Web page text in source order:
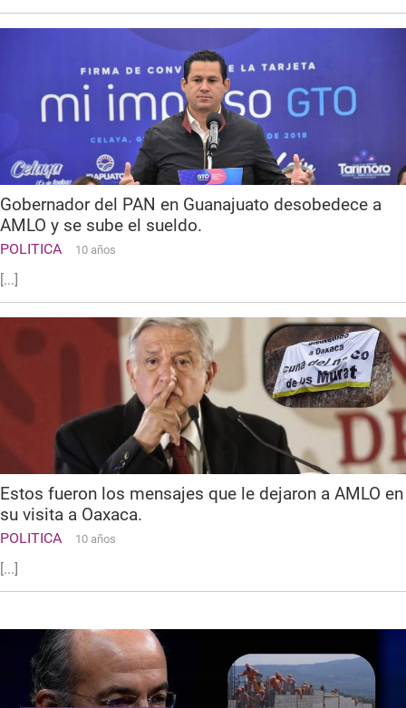
Gobernador del PAN en Guanajuato desobedece a
AMLO y se sube el sueldo.
POLITICA 10 años
[...]
Estos fueron los mensajes que le dejaron a AMLO en
su visita a Oaxaca.
POLITICA 10 años
[...]